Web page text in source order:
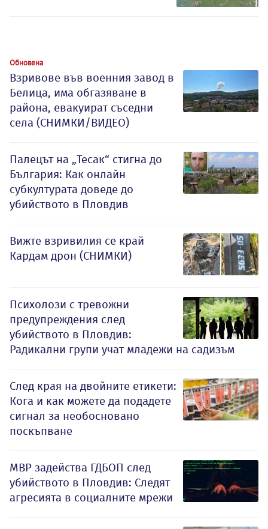
Обновена
Взривове във военния завод в
Белица, има обгазяване в
района, евакуират съседни
села (СНИМКИ/ВИДЕО)
Палецът на „Тесак“ стигна до
България: Как онлайн
субкултурата доведе до
убийството в Пловдив
Вижте взривилия се край
Кардам дрон (СНИМКИ)
Психолози с тревожни
предупреждения след
убийството в Пловдив:
Радикални групи учат младежи на садизъм
След края на двойните етикети:
Кога и как можете да подадете
сигнал за необосновано
поскъпване
МВР задейства ГДБОП след
убийството в Пловдив: Следят
агресията в социалните мрежи